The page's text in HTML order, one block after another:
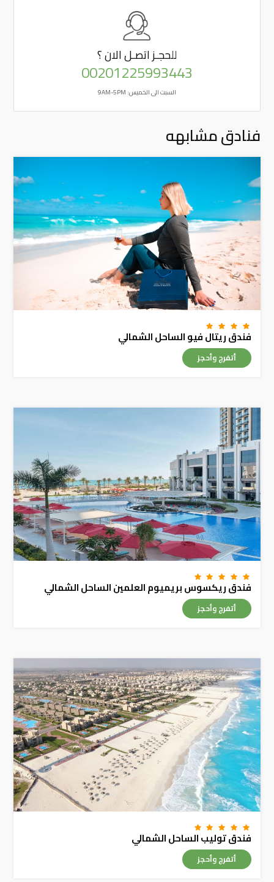
للحجـزاتصـل الان ؟
00201225993443
السبت الى الخميس: 9AM-5PM
فنادق مشابهه
فندق ريتال فيو الساحل الشمالي
أتفرج وأحجز
فندق ريكسوس بريميوم العلمين الساحل الشمالي
أتفرج وأحجز
فندق توليب الساحل الشمالي
أتفرج وأحجز